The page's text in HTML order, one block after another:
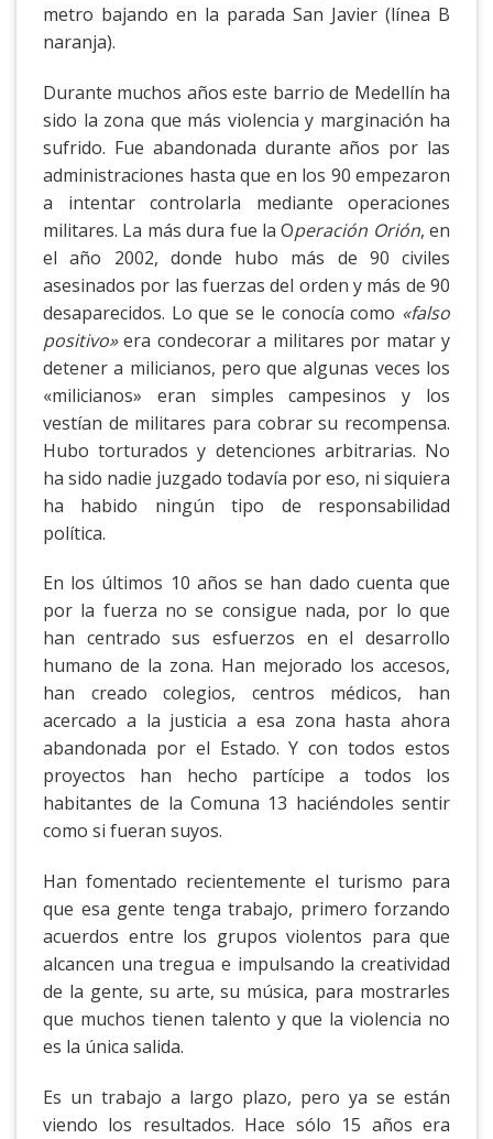
metro bajando en la parada San Javier (línea B
naranja).
Durante muchos años este barrio de Medellín ha
sido la zona que más violencia y marginación ha
sufrido. Fue abandonada durante años por las
administraciones hasta que en los 90 empezaron
a intentar controlarla mediante operaciones
militares. La más dura fue la Operación Orión, en
el año 2002, donde hubo más de 90 civiles
asesinados por las fuerzas del orden y más de 90
desaparecidos. Lo que se le conocía como «falso
positivo»era condecorar a militares por matar y
detener a milicianos, pero que algunas veces los
«milicianos» eran simples campesinos y los
vestían de militares para cobrar su recompensa.
Hubo torturados y detenciones arbitrarias. No
ha sido nadie juzgado todavía por eso, ni siquiera
ha habido ningún tipo de responsabilidad
política.
En los últimos 10 años se han dado cuenta que
por la fuerza no se consigue nada, por lo que
han centrado sus esfuerzos en el desarrollo
humano de la zona. Han mejorado los accesos,
han creado colegios, centros médicos, han
acercado a la justicia a esa zona hasta ahora
abandonada por el Estado. Y con todos estos
proyectos han hecho partícipe a todos los
habitantes de la Comuna 13 haciéndoles sentir
como si fueran suyos.
Han fomentado recientemente el turismo para
que esa gente tenga trabajo, primero forzando
acuerdos entre los grupos violentos para que
alcancen una tregua e impulsando la creatividad
de la gente, su arte, su música, para mostrarles
que muchos tienen talento y que la violencia no
es la única salida.
Es un trabajo a largo plazo, pero ya se están
viendo los resultados. Hace sólo 15 años era